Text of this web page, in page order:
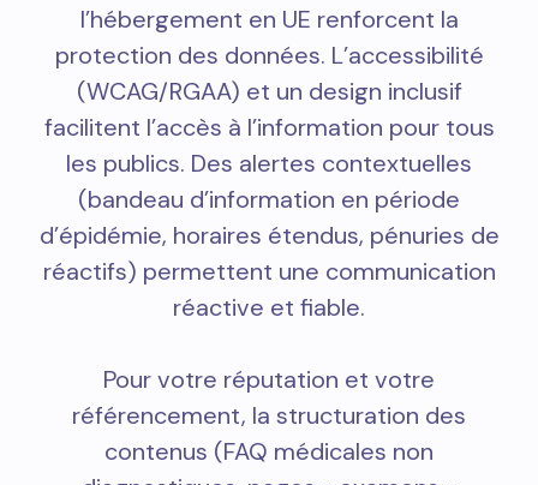
l’hébergement en UE renforcent la
protection des données. L’accessibilité
(WCAG/RGAA) et un design inclusif
facilitent l’accès à l’information pour tous
les publics. Des alertes contextuelles
(bandeau d’information en période
d’épidémie, horaires étendus, pénuries de
réactifs) permettent une communication
réactive et fiable.
Pour votre réputation et votre
référencement, la structuration des
contenus (FAQ médicales non